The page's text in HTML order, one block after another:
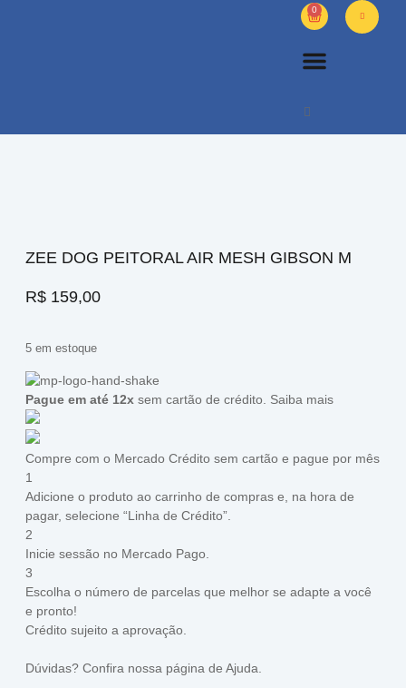
0
ZEE DOG PEITORAL AIR MESH GIBSON M
R$ 159,00
5 em estoque
Pague em até 12x sem cartão de crédito. Saiba mais
Compre com o Mercado Crédito sem cartão e pague por mês
1
Adicione o produto ao carrinho de compras e, na hora de
pagar, selecione “Linha de Crédito”.
2
Inicie sessão no Mercado Pago.
3
Escolha o número de parcelas que melhor se adapte a você
e pronto!
Crédito sujeito a aprovação.
Dúvidas? Confira nossa página de Ajuda